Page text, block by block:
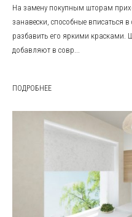
На замену покупным шторам
занавески, способные вписаться
разбавить его яркими красками.
добавляют в совр...
ПОДРОБНЕЕ